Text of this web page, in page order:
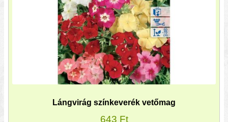
Lángvirág színkeverék vetőmag
643 Ft